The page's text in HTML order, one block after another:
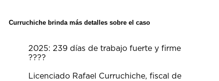
Curruchiche brinda más detalles sobre el caso
2025: 239 días de trabajo fuerte y firme
????
Licenciado Rafael Curruchiche, fiscal de